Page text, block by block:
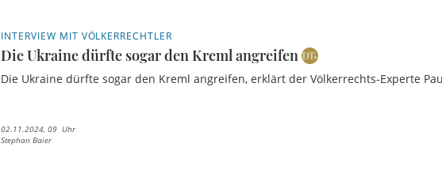
INTERVIEW MIT VÖLKERRECHTLER
Die Ukraine dürfte sogar den Kreml angreifen
Die Ukraine dürfte sogar den Kreml angreifen, erklärt der Völkerrechts-Experte
02.11.2024, 09 Uhr
Stephan Baier